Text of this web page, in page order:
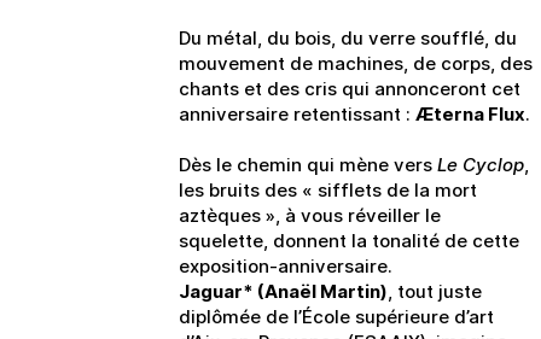
Du métal, du bois, du verre soufflé, du
mouvement de machines, de corps, des
chants et des cris qui annonceront cet
anniversaire retentissant : Æterna Flux.
Dès le chemin qui mène vers Le Cyclop,
les bruits des « sifflets de la mort
aztèques », à vous réveiller le
squelette, donnent la tonalité de cette
exposition-anniversaire.
Jaguar* (Anaël Martin), tout juste
diplômée de l’École supérieure d’art